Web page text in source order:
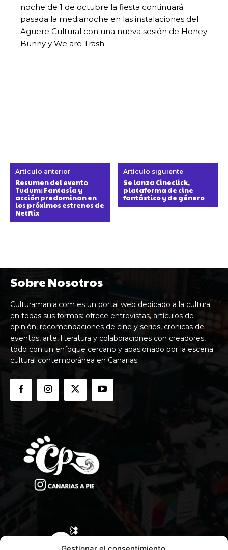
noche de 1 de octubre la fiesta continuará
pasada la medianoche en las instalaciones del
Aguere Cultural con una nueva sesión de Honey
Bunny y We are Trash.
Artículo anterior
Resumen del evento
Tudum: Fantasía y
acción predominan en
los próximos estrenos de
Netflix
Artículo siguiente
Se lanza Cineclick,
plataforma de cine
fantástico y de género
Sobre Nosotros
Culturamania.com es un portal web dedicado a la cultura
en todas sus formas: ofrece entrevistas, artículos de
opinión, recomendaciones de cine y series, crónicas de
eventos, arte, literatura y colaboraciones con creadores,
todo con un enfoque cercano y apasionado por la escena
cultural contemporánea en Canarias.